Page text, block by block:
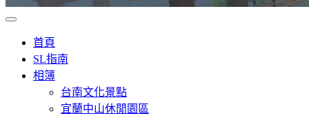
首頁
SL指南
相簿
台南文化景點
宜蘭中山休閒園區